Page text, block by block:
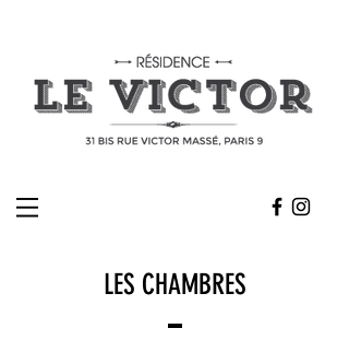
LES CHAMBRES